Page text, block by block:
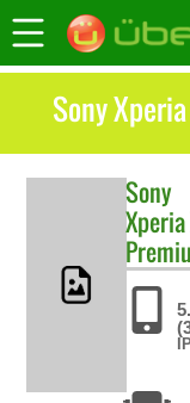
Sony
Sony
Xperia